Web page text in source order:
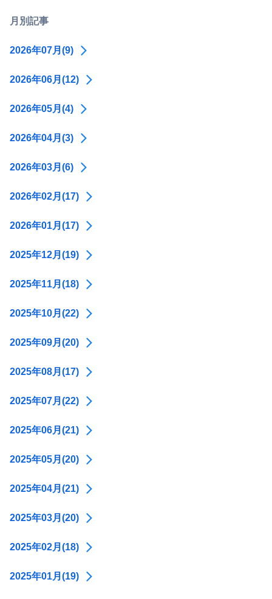
月別記事
2026年07月(9)
2026年06月(12)
2026年05月(4)
2026年04月(3)
2026年03月(6)
2026年02月(17)
2026年01月(17)
2025年12月(19)
2025年11月(18)
2025年10月(22)
2025年09月(20)
2025年08月(17)
2025年07月(22)
2025年06月(21)
2025年05月(20)
2025年04月(21)
2025年03月(20)
2025年02月(18)
2025年01月(19)